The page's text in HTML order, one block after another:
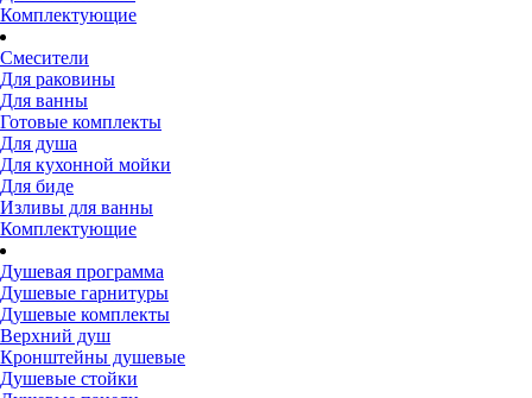
Комплектующие
Смесители
Для раковины
Для ванны
Готовые комплекты
Для душа
Для кухонной мойки
Для биде
Изливы для ванны
Комплектующие
Душевая программа
Душевые гарнитуры
Душевые комплекты
Верхний душ
Кронштейны душевые
Душевые стойки